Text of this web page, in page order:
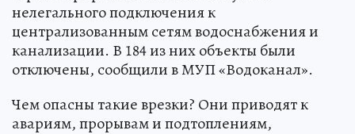
нелегального подключения к
централизованным сетям водоснабжения и
канализации. В 184 из них объекты были
отключены, сообщили в МУП «Водоканал».
Чем опасны такие врезки? Они приводят к
авариям, прорывам и подтоплениям,